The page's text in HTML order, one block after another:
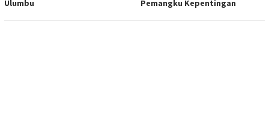
Ulumbu
Pemangku Kepentingan